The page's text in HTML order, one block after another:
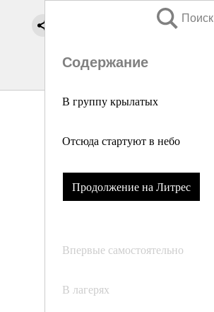
Поиск
Содержание
В группу крылатых
Отсюда стартуют в небо
Продолжение на Литрес
Впервые самостоятельно
В лагерях